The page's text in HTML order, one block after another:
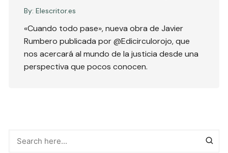
By: Elescritor.es
«Cuando todo pase», nueva obra de Javier
Rumbero publicada por @Edicirculorojo, que
nos acercará al mundo de la justicia desde una
perspectiva que pocos conocen.